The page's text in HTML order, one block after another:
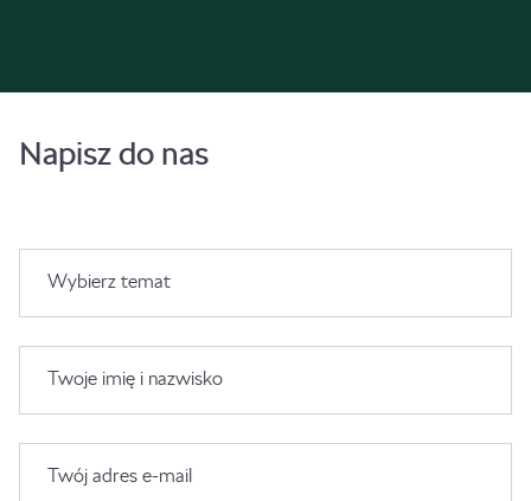
Napisz do nas
Wybierz temat
Twoje imię i nazwisko
Twój adres e-mail